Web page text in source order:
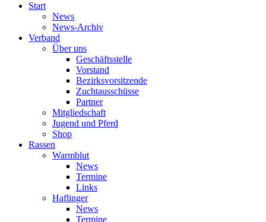
Start
News
News-Archiv
Verband
Über uns
Geschäftsstelle
Vorstand
Bezirksvorsitzende
Zuchtausschüsse
Partner
Mitgliedschaft
Jugend und Pferd
Shop
Rassen
Warmblut
News
Termine
Links
Haflinger
News
Termine